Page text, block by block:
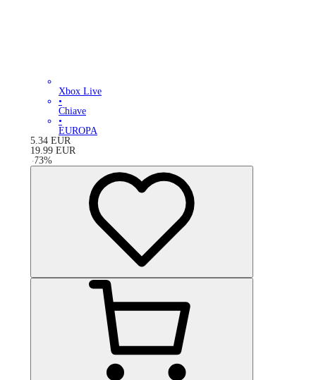
Xbox Live
•
Chiave
•
EUROPA
5.34 EUR
19.99 EUR
-73%